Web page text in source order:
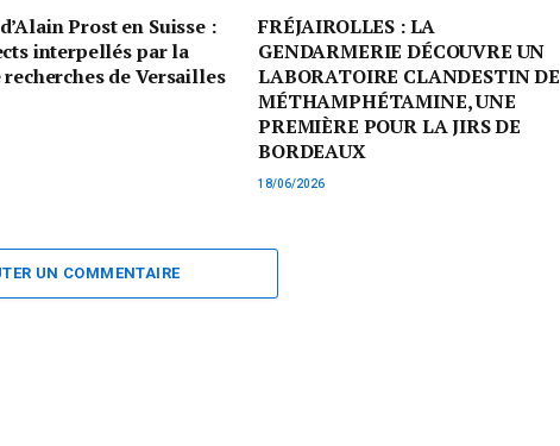
Prost en Suisse :
interpellés par la
recherches de Versailles
FRÉJAIROLLES : LA
GENDARMERIE DÉCOUVRE UN
LABORATOIRE CLANDESTIN DE
MÉTHAMPHÉTAMINE, UNE
PREMIÈRE POUR LA JIRS DE
BORDEAUX
18/06/2026
UN COMMENTAIRE